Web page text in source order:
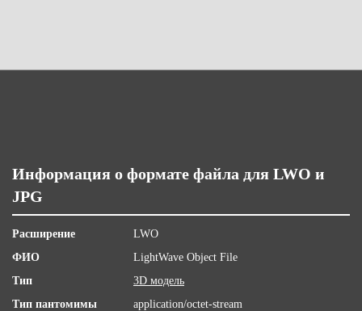
Информация о формате файла для LWO и
JPG
Расширение
LWO
ФИО
LightWave Object File
Тип
3D модель
Тип пантомимы
application/octet-stream